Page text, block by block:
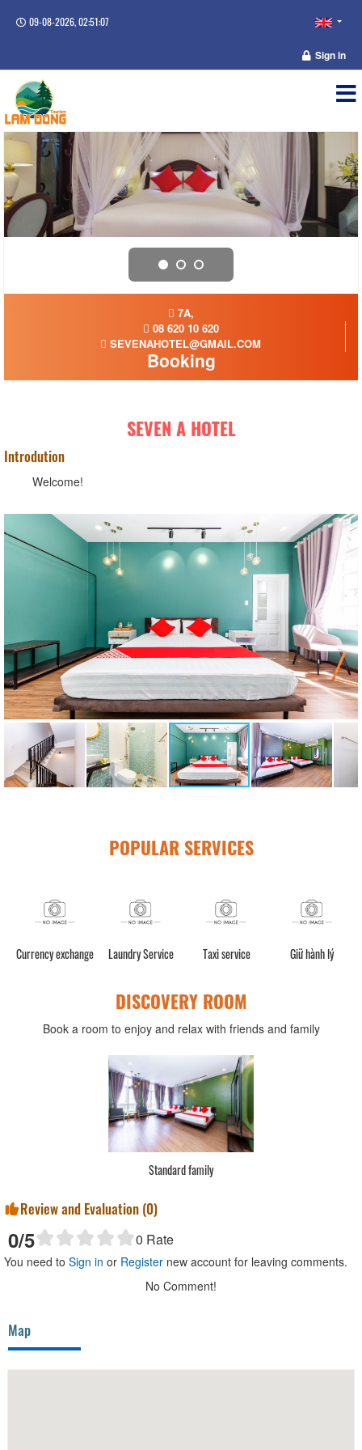
09-08-2026, 02:51:08
Sign in
7A,
08 620 10 620
SEVENAHOTEL@GMAIL.COM
Booking
SEVEN A HOTEL
Introdution
Welcome!
POPULAR SERVICES
Currency exchange Laundry Service Taxi service Giữ hành lý
DISCOVERY ROOM
Book a room to enjoy and relax with friends and family
Standard family
Review and Evaluation (0)
0/5 0 Rate
You need to Sign in or Register new account for leaving comments.
No Comment!
Map